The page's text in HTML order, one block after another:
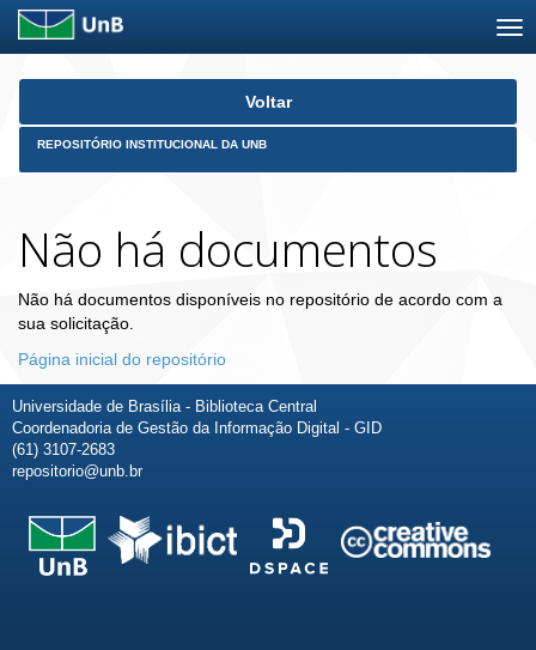
Skip
Voltar
REPOSITÓRIO INSTITUCIONAL DA UNB
Não há documentos
Não há documentos disponíveis no repositório de acordo com a
sua solicitação.
Página inicial do repositório
Universidade de Brasília - Biblioteca Central
Coordenadoria de Gestão da Informação Digital - GID
(61) 3107-2683
repositorio@unb.br